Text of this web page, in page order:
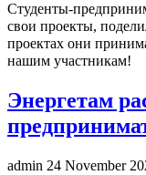
Студенты-
свои проекты,
проектах они
нашим участникам!
Энергетам
admin 24 November